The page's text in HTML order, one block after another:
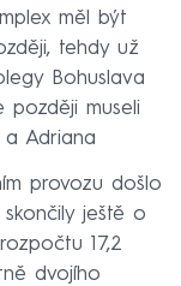
měl být
tehdy už
Bohuslava
později museli
a Adriana
provozu došlo
ještě o
17,2
dvojího